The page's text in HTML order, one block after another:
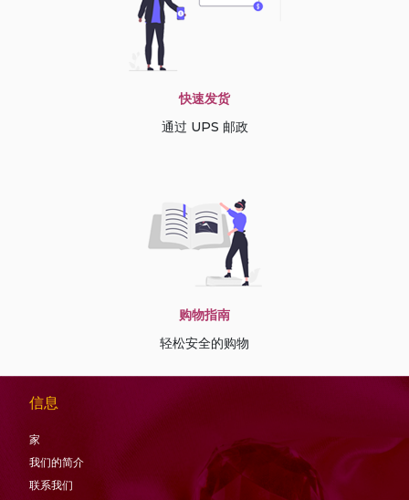
快速发货
通过 UPS 邮政
购物指南
轻松安全的购物
信息
家
我们的简介
联系我们